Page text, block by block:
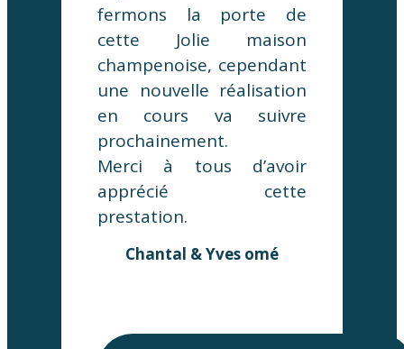
fermons la porte de
cette Jolie maison
champenoise, cependant
une nouvelle réalisation
en cours va suivre
prochainement.
Merci à tous d’avoir
apprécié cette
prestation.
Chantal & Yves omé